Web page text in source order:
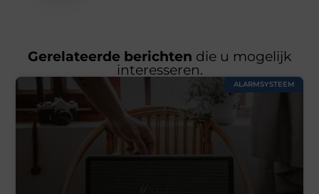
Gerelateerde berichten die u mogelijk
interesseren.
ALARMSYSTEEM